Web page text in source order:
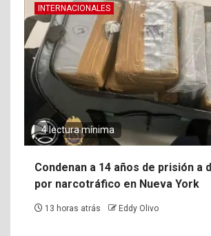
INTERNACIONALES
4 lectura mínima
Condenan a 14 años de prisión a
por narcotráfico en Nueva York
13 horas atrás Eddy Olivo